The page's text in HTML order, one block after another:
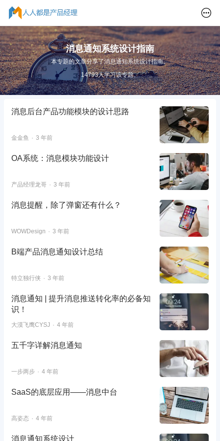
消息通知系统设计指南
本专题的文章分享了消息通知系统设计指南。
14793人学习该专题。
消息后台产品功能模块的设计思路
金金鱼 3 年前
OA系统：消息模块功能设计
产品经理龙哥 3 年前
消息提醒，除了弹窗还有什么？
WOWDesign 3 年前
B端产品消息通知设计总结
特立独行侠 3 年前
消息通知 | 提升消息推送转化率的必备知
识！
大漠飞鹰CYSJ 4 年前
五千字详解消息通知
一步两步 4 年前
SaaS的底层应用——消息中台
高姿态 4 年前
消息通知系统设计